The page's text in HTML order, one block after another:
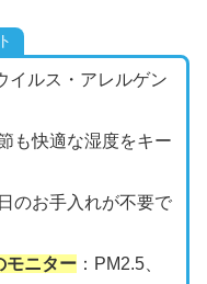
イルス・アレルゲン
も快適な湿度をキー
のお手入れが不要で
モニター：PM2.5、